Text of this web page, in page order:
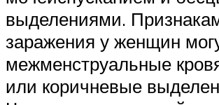
выделениями.
заражения у женщин
межменструальные
или коричневые